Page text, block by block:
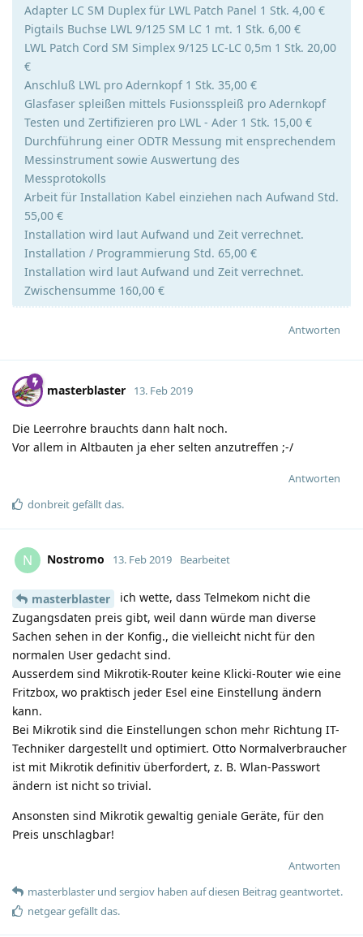
Adapter LC SM Duplex für LWL Patch Panel 1 Stk. 4,00 €
Pigtails Buchse LWL 9/125 SM LC 1 mt. 1 Stk. 6,00 €
LWL Patch Cord SM Simplex 9/125 LC-LC 0,5m 1 Stk. 20,00
€
Anschluß LWL pro Adernkopf 1 Stk. 35,00 €
Glasfaser spleißen mittels Fusionsspleiß pro Adernkopf
Testen und Zertifizieren pro LWL - Ader 1 Stk. 15,00 €
Durchführung einer ODTR Messung mit ensprechendem
Messinstrument sowie Auswertung des
Messprotokolls
Arbeit für Installation Kabel einziehen nach Aufwand Std.
55,00 €
Installation wird laut Aufwand und Zeit verrechnet.
Installation / Programmierung Std. 65,00 €
Installation wird laut Aufwand und Zeit verrechnet.
Zwischensumme 160,00 €
Antworten
masterblaster 13. Feb 2019
Die Leerrohre brauchts dann halt noch.
Vor allem in Altbauten ja eher selten anzutreffen ;-/
Antworten
donbreitgefällt das.
N Nostromo 13. Feb 2019 Bearbeitet
masterblaster
ich wette, dass Telmekom nicht die
Zugangsdaten preis gibt, weil dann würde man diverse
Sachen sehen in der Konfig., die vielleicht nicht für den
normalen User gedacht sind.
Ausserdem sind Mikrotik-Router keine Klicki-Router wie eine
Fritzbox, wo praktisch jeder Esel eine Einstellung ändern
kann.
Bei Mikrotik sind die Einstellungen schon mehr Richtung IT-
Techniker dargestellt und optimiert. Otto Normalverbraucher
ist mit Mikrotik definitiv überfordert, z. B. Wlan-Passwort
ändern ist nicht so trivial.
Ansonsten sind Mikrotik gewaltig geniale Geräte, für den
Preis unschlagbar!
Antworten
masterblaster und sergiov haben auf diesen Beitrag geantwortet.
netgeargefällt das.